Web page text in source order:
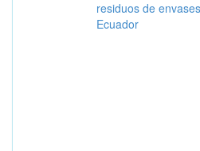
residuos de
Ecuador